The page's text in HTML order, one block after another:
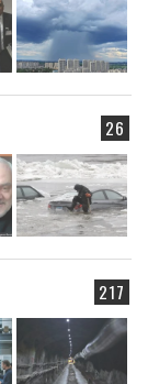
26
217